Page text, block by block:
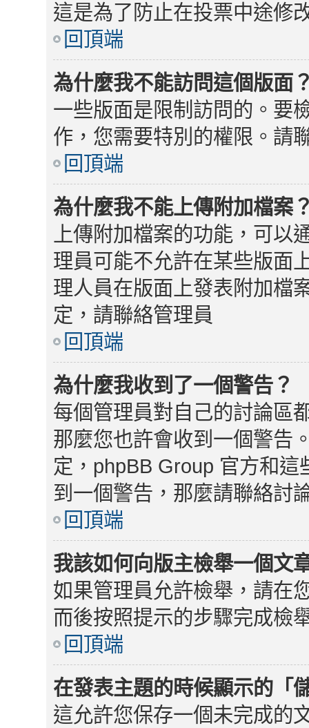
這是為了防止在投票中途修
回頂端
為什麼我不能訪問這個版面
一些版面是限制訪問的。要
作，您需要特別的權限。請
回頂端
為什麼我不能上傳附加檔案
上傳附加檔案的功能，可以
理員可能不允許在某些版面
理人員在版面上發表附加檔
定，請聯絡管理員
回頂端
為什麼我收到了一個警告？
每個管理員對自己的討論區
那麼您也許會收到一個警告
定，phpBB Group 官方和
到一個警告，那麼請聯絡討
回頂端
我該如何向版主檢舉一個文
如果管理員允許檢舉，請在
而後按照提示的步驟完成檢
回頂端
在發表主題的時候顯示的「
這允許您保存一個未完成的